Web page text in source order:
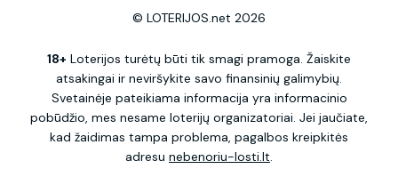
© LOTERIJOS.net 2026
18+ Loterijos turėtų būti tik smagi pramoga. Žaiskite
atsakingai ir neviršykite savo finansinių galimybių.
Svetainėje pateikiama informacija yra informacinio
pobūdžio, mes nesame loterijų organizatoriai. Jei jaučiate,
kad žaidimas tampa problema, pagalbos kreipkitės
adresu nebenoriu-losti.lt